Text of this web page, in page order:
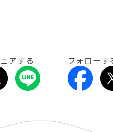
アする フォローす